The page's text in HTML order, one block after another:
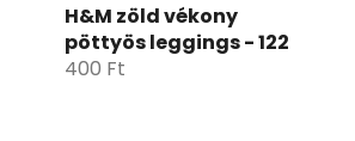
H&M zöld vékony
pöttyös leggings - 122
400 Ft